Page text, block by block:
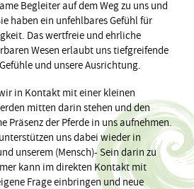
Begleiter auf dem Weg zu uns und
haben ein unfehlbares Gefühl für
Das wertfreie und ehrliche
Wesen erlaubt uns tiefgreifende
und unsere Ausrichtung.
in Kontakt mit einer kleinen
mitten darin stehen und den
Präsenz der Pferde in uns aufnehmen.
uns dabei wieder in
unserem (Mensch)- Sein darin zu
kann im direkten Kontakt mit
Frage einbringen und neue